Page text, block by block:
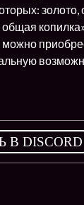
золото,
можно
В DISCORD